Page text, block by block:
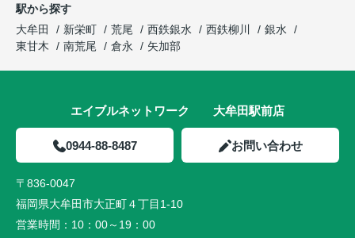
駅から探す
大牟田
新栄町 荒尾 西鉄銀水 西鉄柳川
銀水
東甘木
南荒尾 倉永 矢加部
エイブルネットワーク 大牟田駅前店
0944-88-8487 お問い合わせ
〒836-0047
福岡県大牟田市大正町４丁目1-10
営業時間： 10：00～19：00